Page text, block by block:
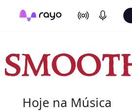
On Air Podcasts
Hoje na Música